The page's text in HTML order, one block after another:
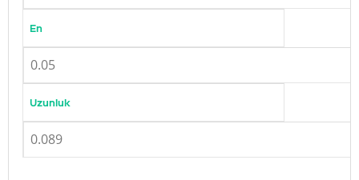
En
0.05
Uzunluk
0.089